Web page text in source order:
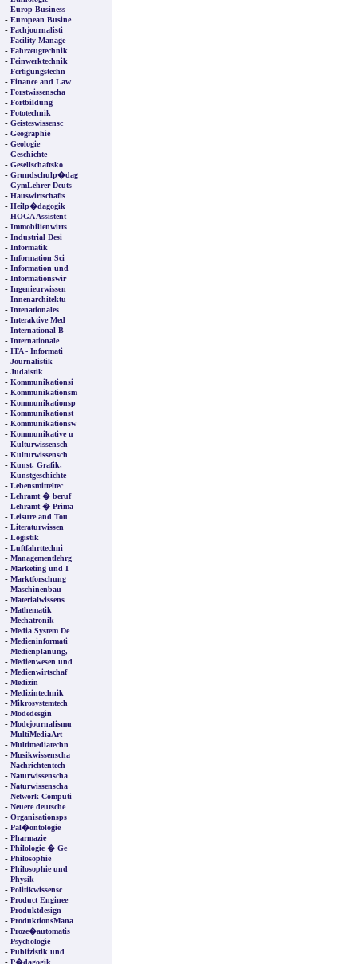
- Europ Business
- European Busine
- Fachjournalisti
- Facility Manage
- Fahrzeugtechnik
- Feinwerktechnik
- Fertigungstechn
- Finance and Law
- Forstwissenscha
- Fortbildung
- Fototechnik
- Geisteswissensc
- Geographie
- Geologie
- Geschichte
- Gesellschaftsko
- Grundschulp�dag
- GymLehrer Deuts
- Hauswirtschafts
- Heilp�dagogik
- HOGA Assistent
- Immobilienwirts
- Industrial Desi
- Informatik
- Information Sci
- Information und
- Informationswir
- Ingenieurwissen
- Innenarchitektu
- Intenationales
- Interaktive Med
- International B
- Internationale
- ITA - Informati
- Journalistik
- Judaistik
- Kommunikationsi
- Kommunikationsm
- Kommunikationsp
- Kommunikationst
- Kommunikationsw
- Kommunikative u
- Kulturwissensch
- Kulturwissensch
- Kunst, Grafik,
- Kunstgeschichte
- Lebensmitteltec
- Lehramt � beruf
- Lehramt � Prima
- Leisure and Tou
- Literaturwissen
- Logistik
- Luftfahrttechni
- Managementlehrg
- Marketing und I
- Marktforschung
- Maschinenbau
- Materialwissens
- Mathematik
- Mechatronik
- Media System De
- Medieninformati
- Medienplanung,
- Medienwesen und
- Medienwirtschaf
- Medizin
- Medizintechnik
- Mikrosystemtech
- Modedesgin
- Modejournalismu
- MultiMediaArt
- Multimediatechn
- Musikwissenscha
- Nachrichtentech
- Naturwissenscha
- Naturwissenscha
- Network Computi
- Neuere deutsche
- Organisationsps
- Pal�ontologie
- Pharmazie
- Philologie � Ge
- Philosophie
- Philosophie und
- Physik
- Politikwissensc
- Product Enginee
- Produktdesign
- ProduktionsMana
- Proze�automatis
- Psychologie
- Publizistik und
- P�dagogik